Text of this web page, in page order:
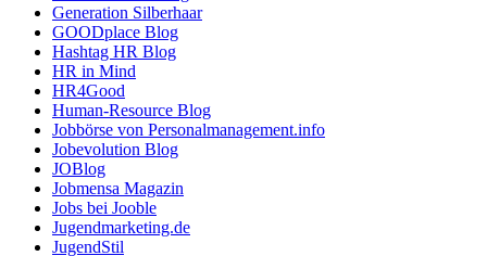
Generation Silberhaar
GOODplace Blog
Hashtag HR Blog
HR in Mind
HR4Good
Human-Resource Blog
Jobbörse von Personalmanagement.info
Jobevolution Blog
JOBlog
Jobmensa Magazin
Jobs bei Jooble
Jugendmarketing.de
JugendStil